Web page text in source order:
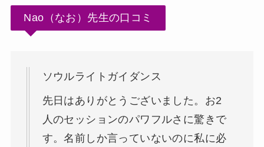
Nao（なお）先生の口コミ
ソウルライトガイダンス
先日はありがとうございました。お2
人のセッションのパワフルさに驚きで
す。名前しか言っていないのに私に必